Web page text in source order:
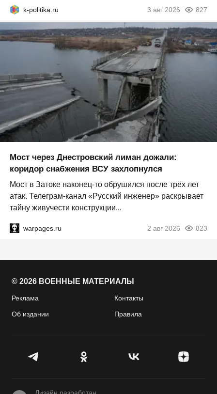
k-politika.ru 3 авг 2026 827
Мост через Днестровский лиман дожали:
коридор снабжения ВСУ захлопнулся
Мост в Затоке наконец-то обрушился после трёх лет
атак. Телеграм-канал «Русский инженер» раскрывает
тайну живучести конструкции...
warpages.ru 2 авг 2026 823
© 2026 ВОЕННЫЕ МАТЕРИАЛЫ
Реклама Контакты
Об издании Правила